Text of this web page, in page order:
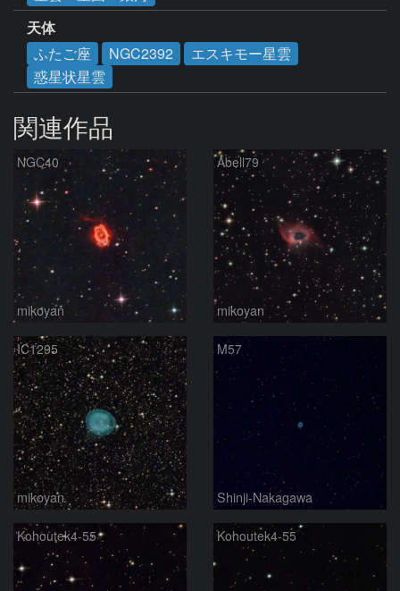
天体
ふたご座
NGC2392
エスキモー星雲
惑星状星雲
関連作品
NGC40
mikoyan
Abell79
mikoyan
IC1295
mikoyan
M57
Shinji-Nakagawa
Kohoutek4-55 Kohoutek4-55